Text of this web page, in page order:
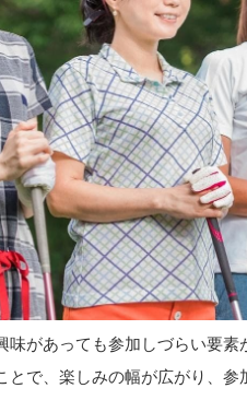
味があっても参加しづらい要
とで、楽しみの幅が広がり、